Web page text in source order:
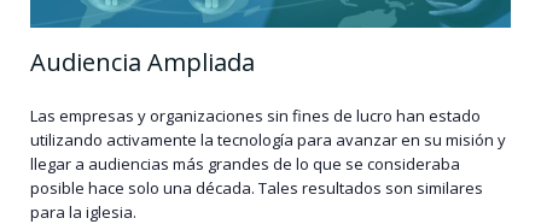
Audiencia Ampliada
Las empresas y organizaciones sin fines de lucro han estado
utilizando activamente la tecnología para avanzar en su misión y
llegar a audiencias más grandes de lo que se consideraba
posible hace solo una década. Tales resultados son similares
para la iglesia.